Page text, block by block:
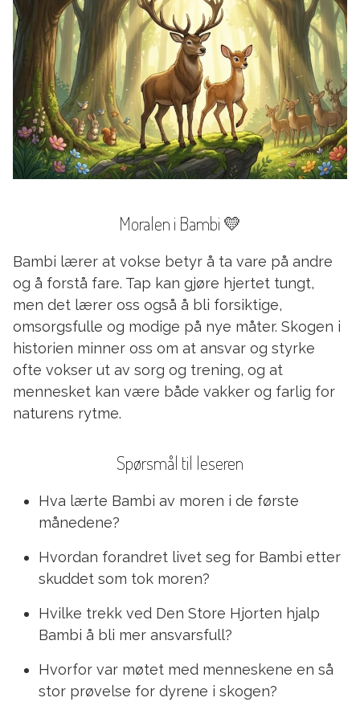
Moralen i Bambi 💛
Bambi lærer at vokse betyr å ta vare på andre
og å forstå fare. Tap kan gjøre hjertet tungt,
men det lærer oss også å bli forsiktige,
omsorgsfulle og modige på nye måter. Skogen i
historien minner oss om at ansvar og styrke
ofte vokser ut av sorg og trening, og at
mennesket kan være både vakker og farlig for
naturens rytme.
Spørsmål til leseren
Hva lærte Bambi av moren i de første
månedene?
Hvordan forandret livet seg for Bambi etter
skuddet som tok moren?
Hvilke trekk ved Den Store Hjorten hjalp
Bambi å bli mer ansvarsfull?
Hvorfor var møtet med menneskene en så
stor prøvelse for dyrene i skogen?